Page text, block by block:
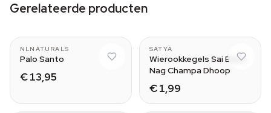
Gerelateerde producten
NLNATURALS
Palo Santo
€ 13,95
SATYA
Wierookkegels Sai Baba
Nag Champa Dhoop
€ 1,99